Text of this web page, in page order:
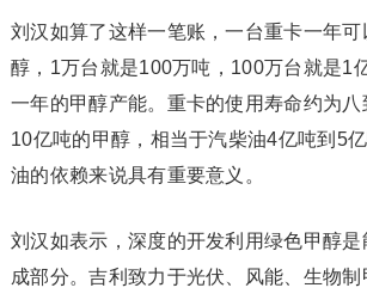
刘汉如算了这样一笔账，一台重卡一年可
醇，1万台就是100万吨，100万台就是1
一年的甲醇产能。重卡的使用寿命约为
10亿吨的甲醇，相当于汽柴油4亿吨到5
油的依赖来说具有重要意义。
刘汉如表示，深度的开发利用绿色甲醇是
成部分。吉利致力于光伏、风能、生物